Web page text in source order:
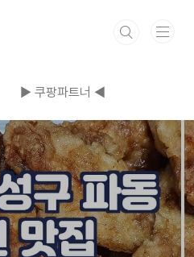
▶ 쿠팡파트너 ◀